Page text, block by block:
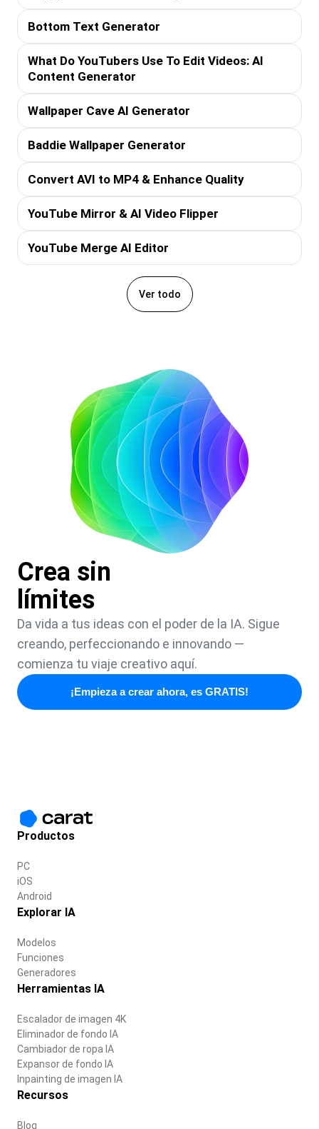
Bottom Text Generator
What Do YouTubers Use To Edit Videos: AI
Content Generator
Wallpaper Cave AI Generator
Baddie Wallpaper Generator
Convert AVI to MP4 & Enhance Quality
YouTube Mirror & AI Video Flipper
YouTube Merge AI Editor
Ver todo
Crea sin
límites
Da vida a tus ideas con el poder de la IA. Sigue
creando, perfeccionando e innovando —
comienza tu viaje creativo aquí.
¡Empieza a crear ahora, es GRATIS!
Productos
PC
iOS
Android
Explorar IA
Modelos
Funciones
Generadores
Herramientas IA
Escalador de imagen 4K
Eliminador de fondo IA
Cambiador de ropa IA
Expansor de fondo IA
Inpainting de imagen IA
Recursos
Blog